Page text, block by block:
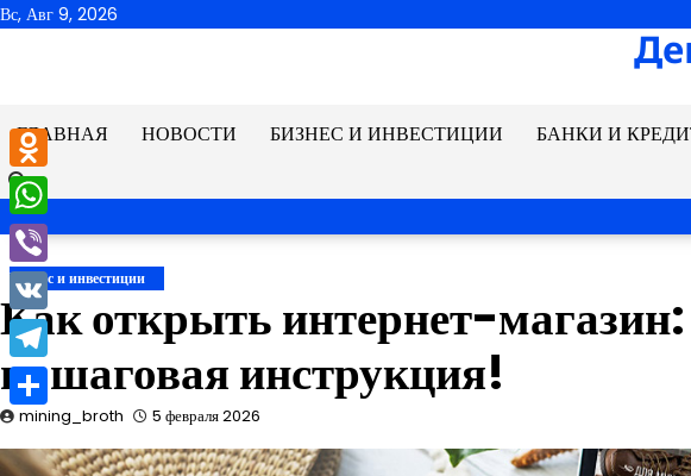
Перейти
Вс, Авг 9, 2026
ГЛАВНАЯ
НОВОСТИ БИЗНЕС И ИНВЕСТИЦИИ БАНКИ И
Бизнес и инвестиции
Как открыть интернет-
пошаговая инструкция!
mining_broth 5 февраля 2026
Odnoklassniki
WhatsApp
Viber
VK
Telegram
Отправить